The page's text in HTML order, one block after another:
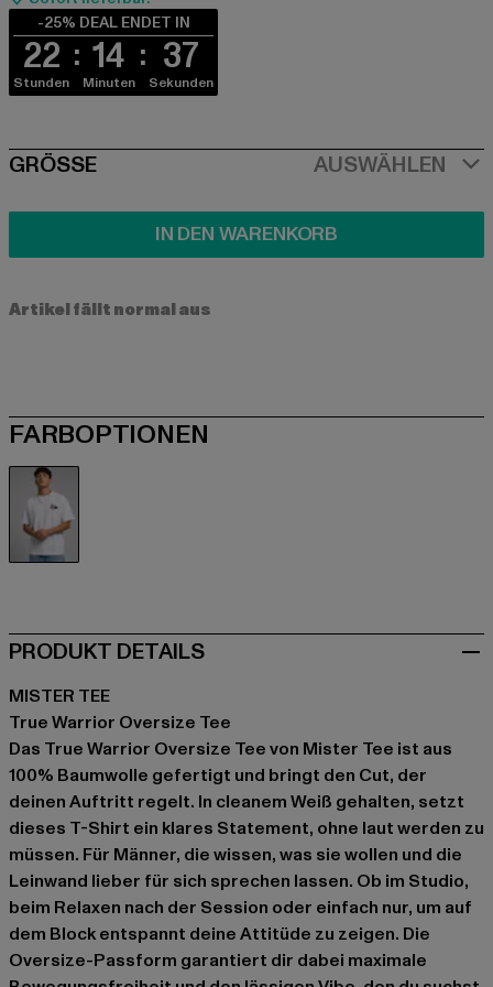
-25% DEAL ENDET IN
22
Stunden
14
Minuten
36
Sekunden
SIZE
GRÖSSE AUSWÄHLEN
IN DEN WARENKORB
Artikel fällt normal aus
FARBOPTIONEN
PRODUKT DETAILS
MISTER TEE
True Warrior Oversize Tee
Das True Warrior Oversize Tee von Mister Tee ist aus
100% Baumwolle gefertigt und bringt den Cut, der
deinen Auftritt regelt. In cleanem Weiß gehalten, setzt
dieses T-Shirt ein klares Statement, ohne laut werden zu
müssen. Für Männer, die wissen, was sie wollen und die
Leinwand lieber für sich sprechen lassen. Ob im Studio,
beim Relaxen nach der Session oder einfach nur, um auf
dem Block entspannt deine Attitüde zu zeigen. Die
Oversize-Passform garantiert dir dabei maximale